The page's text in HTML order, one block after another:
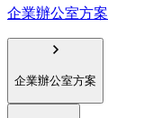
企業辦公室方案
企業辦公室方案